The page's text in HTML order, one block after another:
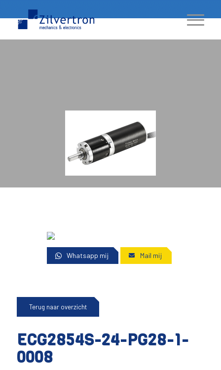
Whatsapp mij Mail mij
Terug naar overzicht
ECG2854S-24-PG28-1-
0008